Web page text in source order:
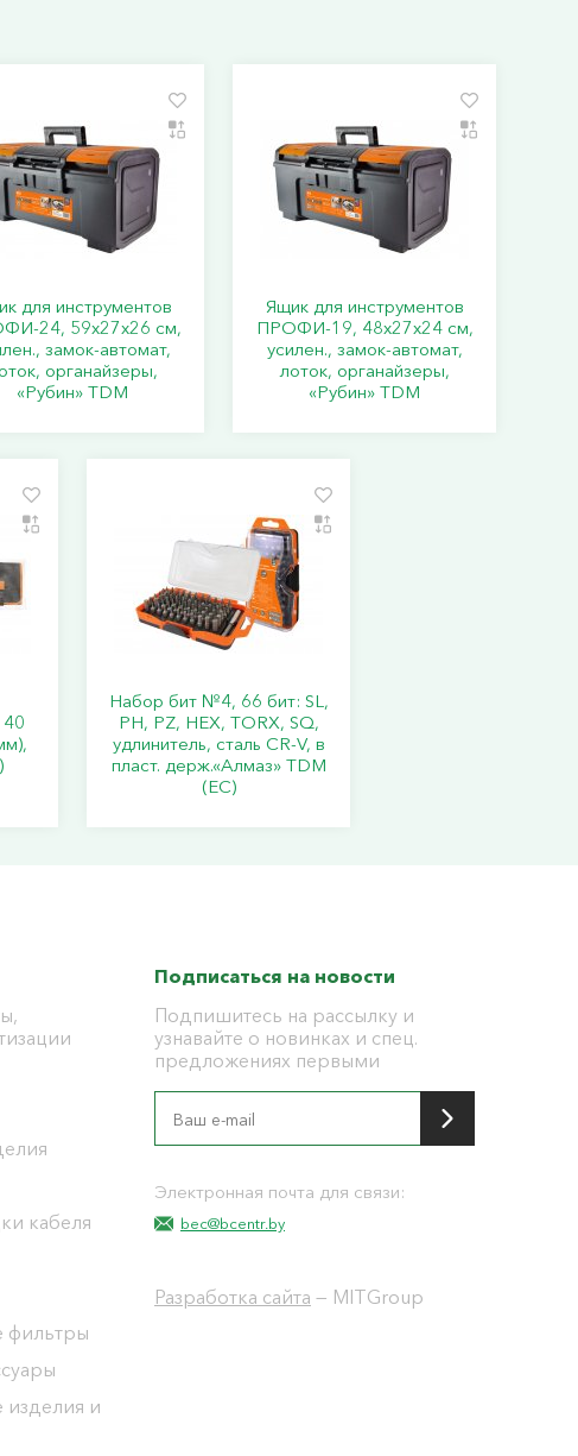
для инструментов
24, 59х27х26 см,
замок-автомат,
органайзеры,
«Рубин» TDM
Ящик для инструментов
ПРОФИ-19, 48х27х24 см,
усилен., замок-автомат,
лоток, органайзеры,
«Рубин» TDM
Набор бит №4, 66 бит: SL,
PH, PZ, HEX, TORX, SQ,
удлинитель, сталь CR-V, в
пласт. держ.«Алмаз» TDM
(ЕС)
кабеля
фильтры
изделия и
Подписаться на новости
Подпишитесь на рассылку и
узнавайте о новинках и спец.
предложениях первыми
Электронная почта для связи:
bec@bcentr.by
Разработка сайта — MITGroup